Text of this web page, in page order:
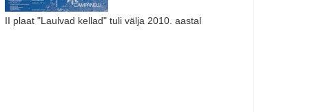
II plaat "Laulvad kellad" tuli välja 2010. aastal